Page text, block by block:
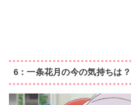
6：一条花月の今の気持ちは？